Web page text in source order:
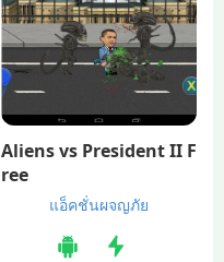
Aliens vs President II F
ree
แอ็คชั่นผจญภัย